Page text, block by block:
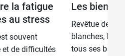
la fatigue
au stress
souvent
de difficultés
Les
Revêtue de sa
blanches,
tous ses